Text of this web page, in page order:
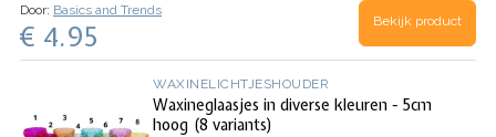
gezellige ambiance te creëren, of je ze nu op de
Door: Basics and Trends
€ 4.95 Bekijk product
WAXINELICHTJESHOUDER
Waxineglaasjes in diverse kleuren - 5cm
hoog (8 variants)